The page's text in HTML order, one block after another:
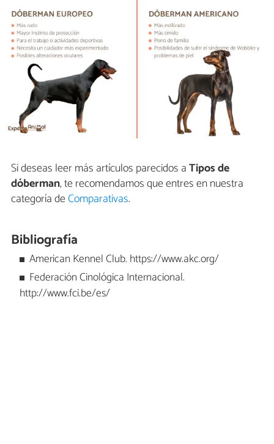
Si deseas leer más artículos parecidos aTipos de
dóberman, te recomendamos que entres en nuestra
categoría deComparativas.
Bibliografía
American Kennel Club. https://www.akc.org/
Federación Cinológica Internacional.
http://www.fci.be/es/